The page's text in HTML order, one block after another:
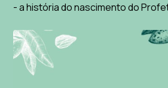
- a história do nascimento do